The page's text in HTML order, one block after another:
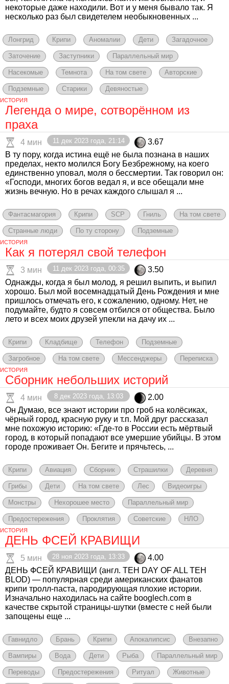
некоторые даже находили. Вот и у меня бывало так. Я
несколько раз был свидетелем необыкновенных ...
Лонгрид Крипи Аномалии Дети Загадочное
Заточение Заступники Параллельный мир
Насекомые Темнота На том свете Авторские
Подземные Старики Девяностые
ИСТОРИЯ
Легенда о мире, сотворённом из
праха
4 мин 11 дек 2023 года, 21:14
3.67
В ту пору, когда истина ещё не была познана в наших
пределах, некто молился Богу Безбрежному, на коего
единственно уповал, моля о бессмертии. Так говорил он:
«Господи, многих богов ведал я, и все обещали мне
жизнь вечную. Но в речах каждого слышал я ...
Фантасмагория Крипи SCP Гниль На том свете
Странные люди По ту сторону Подземные
ИСТОРИЯ
Как я потерял свой телефон
3 мин 11 дек 2023 года, 00:35
3.50
Однажды, когда я был молод, я решил выпить, и выпил
хорошо. Был мой восемнадцатый День Рождения и мне
пришлось отмечать его, к сожалению, одному. Нет, не
подумайте, будто я совсем отбился от общества. Было
лето и всех моих друзей упекли на дачу их ...
Крипи Кладбище Телефон Подземные
Загробное На том свете Мессенджеры Переписка
ИСТОРИЯ
Сборник небольших историй
4 мин 8 дек 2023 года, 13:03
2.00
Он Думаю, все знают истории про гроб на колёсиках,
чёрный город, красную руку и т.п. Мой друг рассказал
мне похожую историю: «Где-то в России есть мёртвый
город, в который попадают все умершие убийцы. В этом
городе проживает Он. Бегите и прячьтесь, ...
Крипи Авиация Сборник Страшилки Деревня
Грибы Дети На том свете Лес Видеоигры
Монстры Нехорошее место Параллельный мир
Предостережения Проклятия Советские НЛО
ИСТОРИЯ
ДЕНЬ ФСЕЙ КРАВИЩИ
5 мин 28 ноя 2023 года, 13:33
4.00
ДЕНЬ ФСЕЙ КРАВИЩИ (англ. TEH DAY OF ALL TEH
BLOD) — популярная среди американских фанатов
крипи тролл-паста, пародирующая плохие истории.
Изначально находилась на сайте booglech.com в
качестве скрытой страницы-шутки (вместе с ней были
запощены еще ...
Гавнидло Брань Крипи Апокалипсис Внезапно
Вампиры Вода Дети Рыба Параллельный мир
Переводы Предостережения Ритуал Животные